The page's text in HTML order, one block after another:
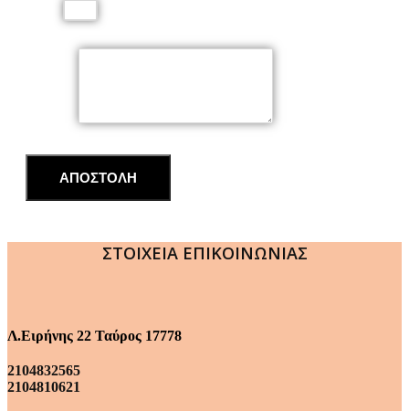
ΑΠΟΣΤΟΛΗ
ΣΤΟΙΧΕΙΑ ΕΠΙΚΟΙΝΩΝΙΑΣ
Λ.Ειρήνης 22 Ταύρος 17778
2104832565
2104810621